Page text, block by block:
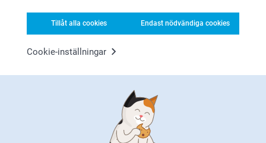
Tillåt alla cookies Endast nödvändiga cookies
Cookie-inställningar
Nöjd kundgaranti